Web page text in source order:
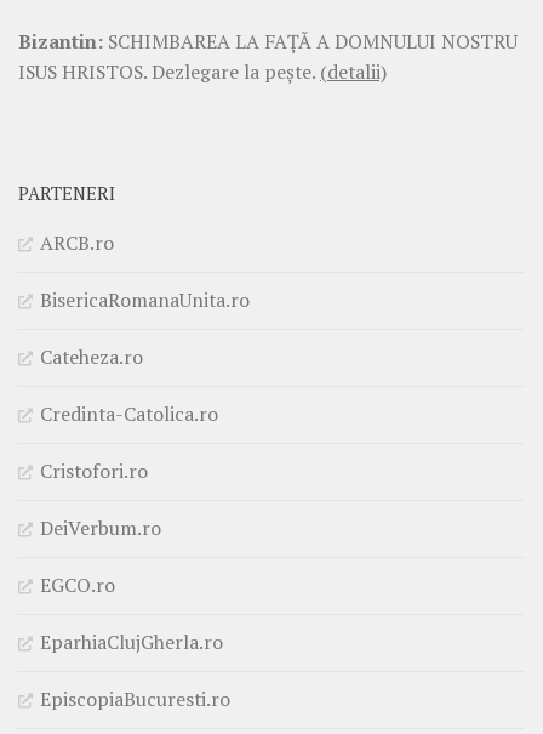
Bizantin: SCHIMBAREA LA FAŢĂ A DOMNULUI NOSTRU
ISUS HRISTOS. Dezlegare la pește. (detalii)
PARTENERI
ARCB.ro
BisericaRomanaUnita.ro
Cateheza.ro
Credinta-Catolica.ro
Cristofori.ro
DeiVerbum.ro
EGCO.ro
EparhiaClujGherla.ro
EpiscopiaBucuresti.ro